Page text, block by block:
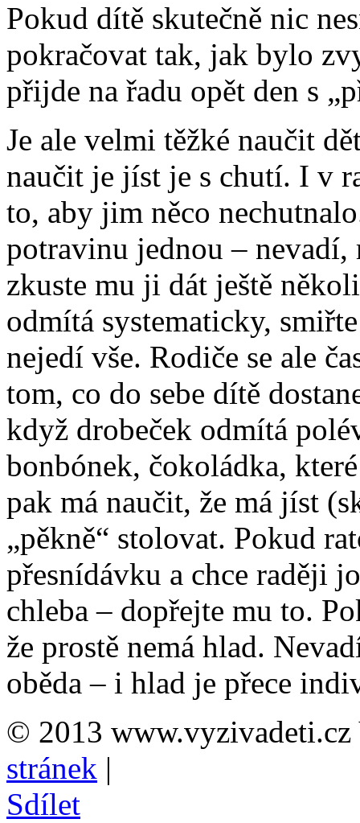
Pokud dítě skutečně nic
pokračovat tak, jak bylo
přijde na řadu opět den s
Je ale velmi těžké naučit
naučit je jíst je s chutí. I v
to, aby jim něco
potravinu jednou – nevadí,
zkuste mu ji dát ještě
odmítá systematicky,
nejedí vše. Rodiče se ale
tom, co do sebe dítě
když drobeček odmítá
bonbónek, čokoládka,
pak má naučit, že má jíst
„pěkně“ stolovat. Pokud
přesnídávku a chce raději
chleba – dopřejte mu to.
že prostě nemá hlad.
oběda – i hlad je přece
© 2013 www.vyzivadeti.cz
stránek |
Sdílet